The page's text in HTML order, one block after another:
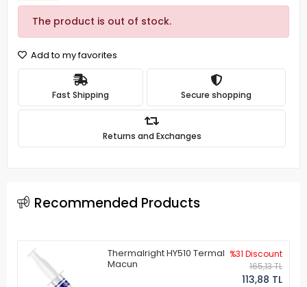
The product is out of stock.
Add to my favorites
Fast Shipping Secure shopping
Returns and Exchanges
Recommended Products
Thermalright HY510 Termal
Macun
%31 Discount
165,13 TL
113,88 TL